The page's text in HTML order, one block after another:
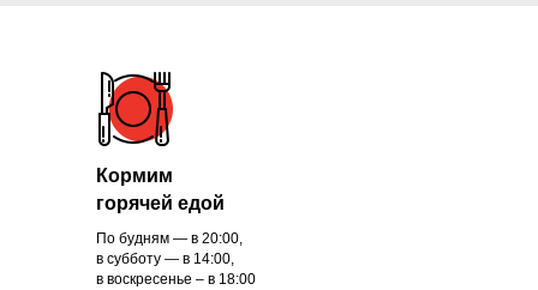
По будням — в 20:00,
в субботу — в 14:00,
в воскресенье – в 18:00
Кормим
горячей едой